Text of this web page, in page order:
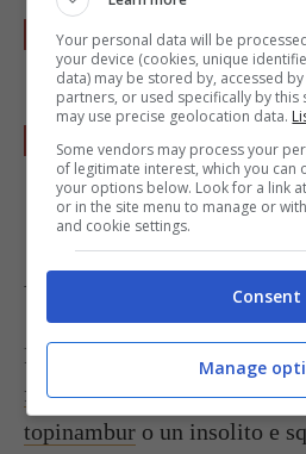
Nel frattempo
all’avocado e fatelo a
qualche pezzo di
decorare.
A piacere aggiungete
Provate anche il
riso con
funghi, oppure un’ ottima
topinambur o un insolito e
Your personal data will be
your device (cookies, unique
data) may be stored by, accessed
partners, or used specifically by this
may use precise geolocation data.
Some vendors may process your
of legitimate interest, which you can
your options below. Look for a link
or in the site menu to manage or
and cookie settings.
Consent
Manage